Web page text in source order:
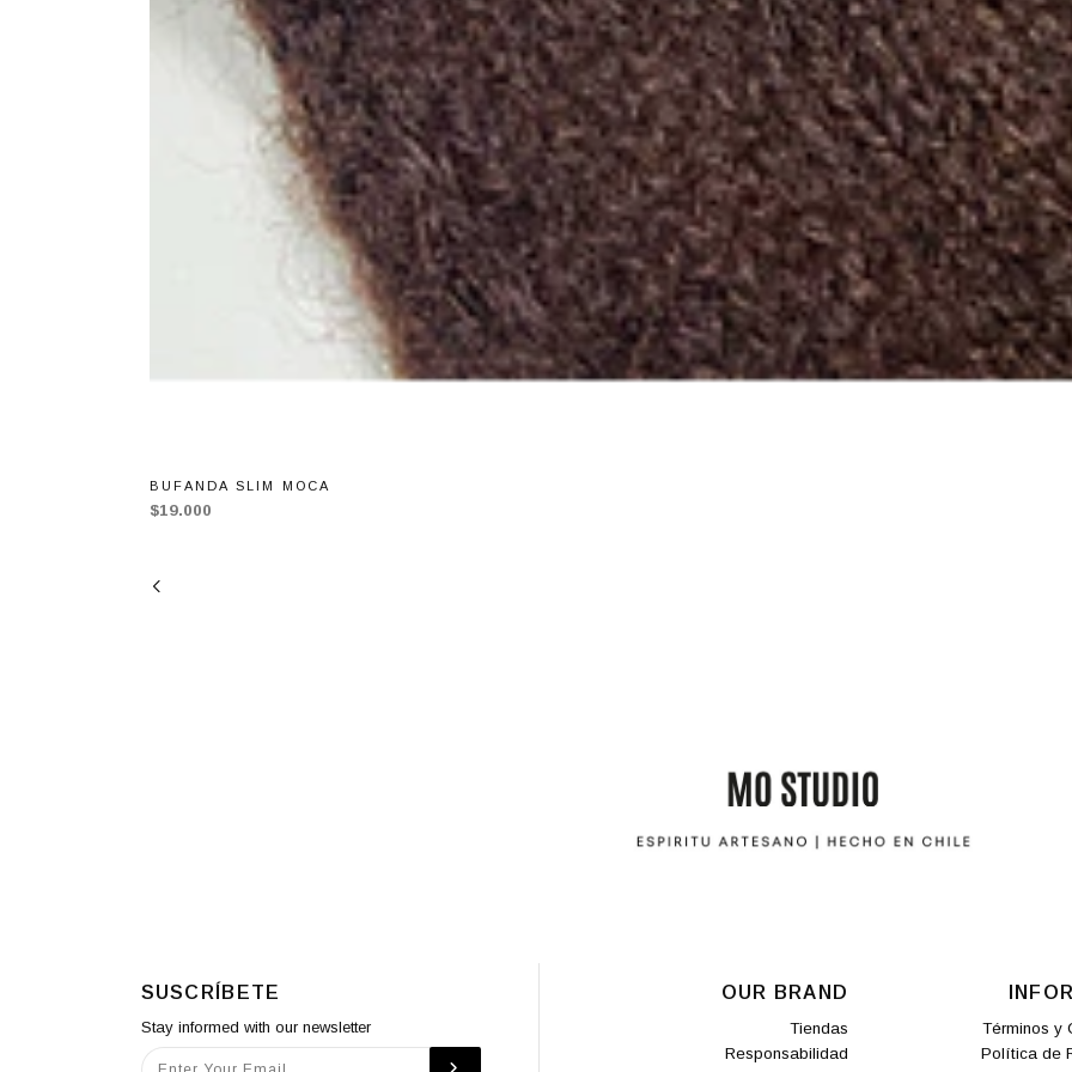
BUFANDA SLIM MOCA
$19.000
SUSCRÍBETE
Stay informed with our newsletter
OUR BRAND
Tiendas
Responsabilidad
Términos y
Política de